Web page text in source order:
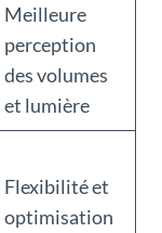
Meilleure
perception
des volumes
et lumière
Flexibilité et
optimisation